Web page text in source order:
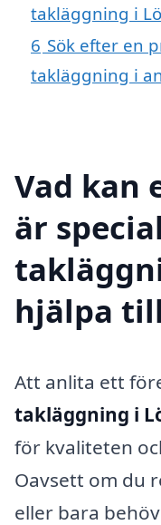
takläggning i
6 Sök efter en
takläggning i
Vad kan
är
hjälpa
Att anlita ett
takläggning i
för kvaliteten
Oavsett om du
eller bara